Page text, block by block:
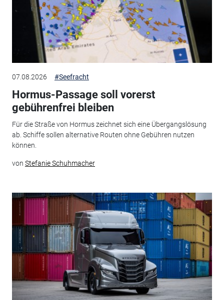
07.08.2026 #Seefracht
Hormus-Passage soll vorerst
gebührenfrei bleiben
Für die Straße von Hormus zeichnet sich eine Übergangslösung
ab. Schiffe sollen alternative Routen ohne Gebühren nutzen
können.
von Stefanie Schuhmacher